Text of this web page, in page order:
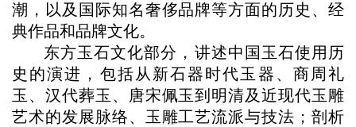
潮，以及国际知名奢侈品牌等方面的历史、经
典作品和品牌文化。
东方玉石文化部分，讲述中国玉石使用历
史的演进，包括从新石器时代玉器、商周礼
玉、汉代葬玉、唐宋佩玉到明清及近现代玉雕
艺术的发展脉络、玉雕工艺流派与技法；剖析